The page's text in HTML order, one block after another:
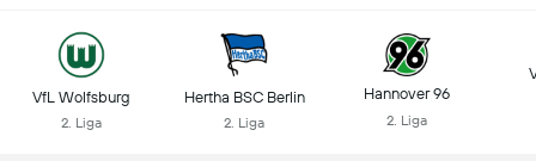
VfL Wolfsburg
2. Liga
Hertha BSC Berlin
2. Liga
Hannover 96
2. Liga